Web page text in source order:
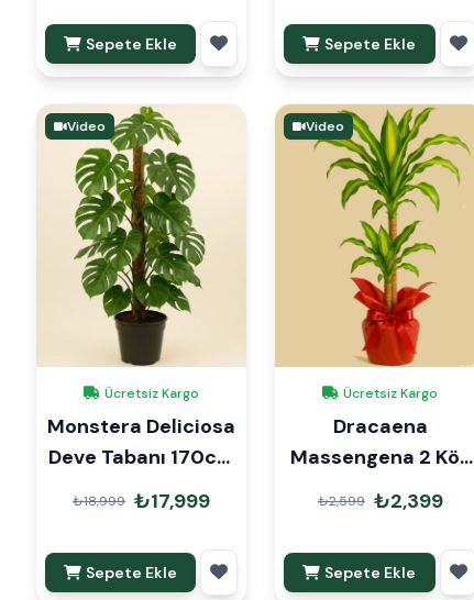
Sepete Ekle Sepete Ekle
Video
Ücretsiz Kargo
Monstera Deliciosa
Deve Tabanı 170cm
Mons Çubuklu
₺18,999 ₺17,999
Sepete Ekle
Video
Ücretsiz Kargo
Dracaena
Massengena 2 Kök
90cm Hediye
Paketli
₺2,599 ₺2,399
Sepete Ekle